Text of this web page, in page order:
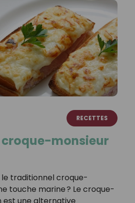
RECETTES
croque-monsieur
le traditionnel croque-
touche marine ? Le croque-
est une alternative